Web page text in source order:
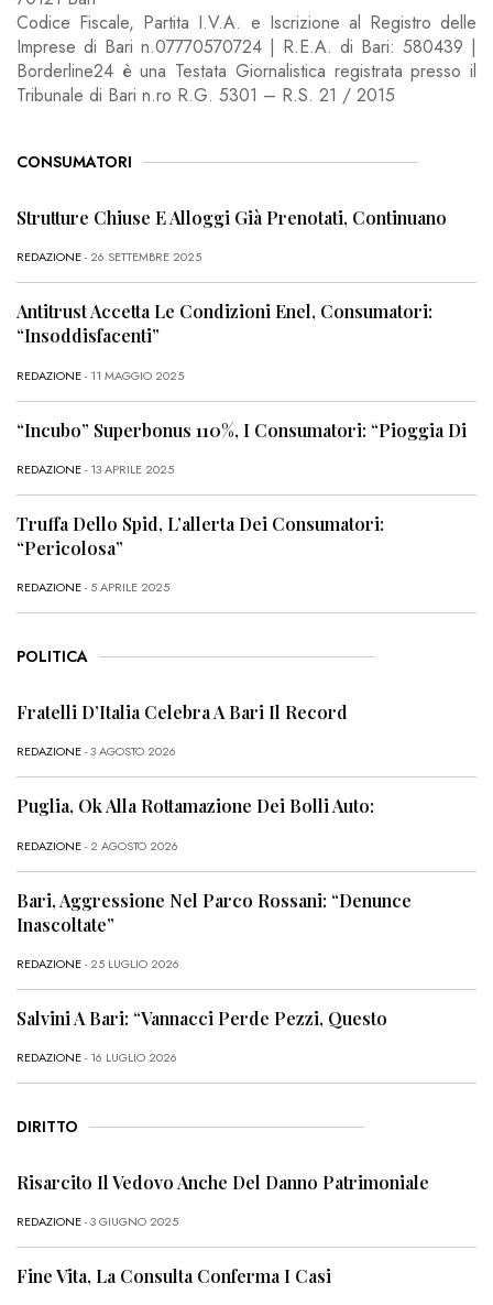
Codice Fiscale, Partita I.V.A. e Iscrizione al Registro delle
Imprese di Bari n.07770570724 | R.E.A. di Bari: 580439 |
Borderline24 è una Testata Giornalistica registrata presso il
Tribunale di Bari n.ro R.G. 5301 – R.S. 21 / 2015
CONSUMATORI
Strutture Chiuse E Alloggi Già Prenotati, Continuano
REDAZIONE- 26 SETTEMBRE 2025
Antitrust Accetta Le Condizioni Enel, Consumatori:
“Insoddisfacenti”
REDAZIONE- 11 MAGGIO 2025
“Incubo” Superbonus 110%, I Consumatori: “Pioggia Di
REDAZIONE- 13 APRILE 2025
Truffa Dello Spid, L’allerta Dei Consumatori:
“Pericolosa”
REDAZIONE- 5 APRILE 2025
POLITICA
Fratelli D’Italia Celebra A Bari Il Record
REDAZIONE- 3 AGOSTO 2026
Puglia, Ok Alla Rottamazione Dei Bolli Auto:
REDAZIONE- 2 AGOSTO 2026
Bari, Aggressione Nel Parco Rossani: “Denunce
Inascoltate”
REDAZIONE- 25 LUGLIO 2026
Salvini A Bari: “Vannacci Perde Pezzi, Questo
REDAZIONE- 16 LUGLIO 2026
DIRITTO
Risarcito Il Vedovo Anche Del Danno Patrimoniale
REDAZIONE- 3 GIUGNO 2025
Fine Vita, La Consulta Conferma I Casi